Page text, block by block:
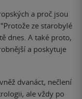
a proč jsou
ze starobylé
dnes. A také proto,
a poskytuje
dvanáct, nečlení
ale vždy po